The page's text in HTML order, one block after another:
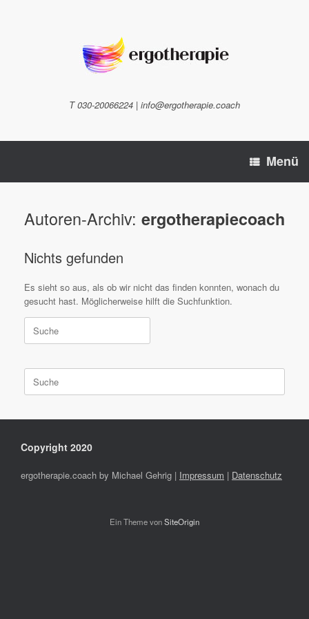
T 030-20066224 | info@ergotherapie.coach
Menü
Autoren-Archiv: ergotherapiecoach
Nichts gefunden
Es sieht so aus, als ob wir nicht das finden konnten, wonach du
gesucht hast. Möglicherweise hilft die Suchfunktion.
Suche
nach:
Suche
nach:
Copyright 2020
ergotherapie.coach by Michael Gehrig | Impressum | Datenschutz
Ein Theme vonSiteOrigin